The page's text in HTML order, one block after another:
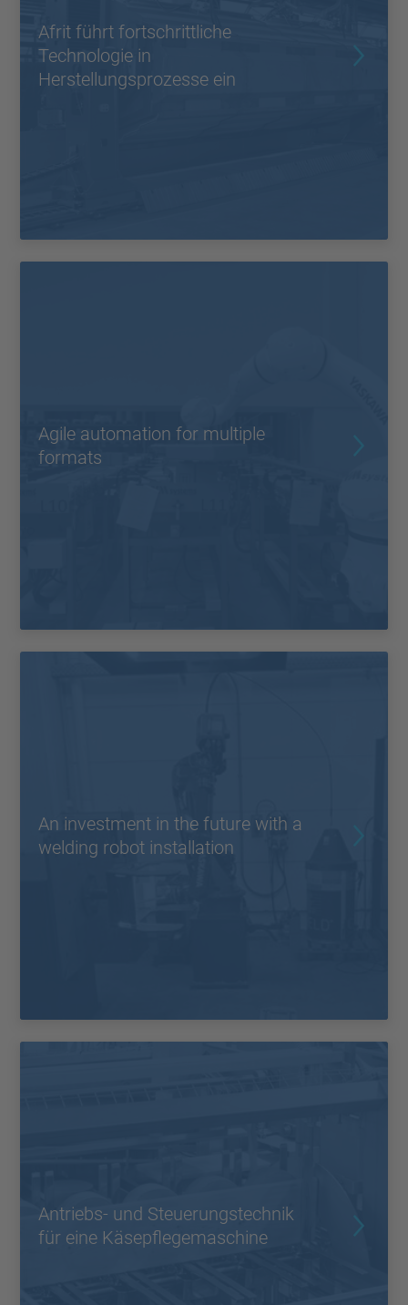
Afrit führt fortschrittliche
Technologie in
Herstellungsprozesse ein
Agile automation for multiple
formats
An investment in the future with a
welding robot installation
Antriebs- und Steuerungstechnik
für eine Käsepflegemaschine